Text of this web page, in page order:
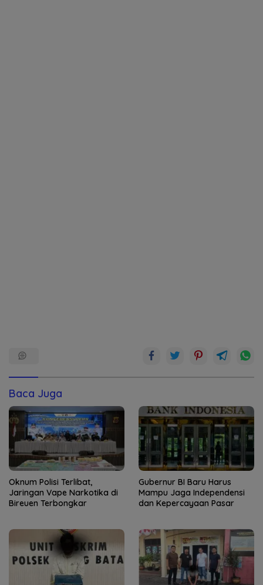
Baca Juga
Oknum Polisi Terlibat,
Jaringan Vape Narkotika di
Bireuen Terbongkar
Gubernur BI Baru Harus
Mampu Jaga Independensi
dan Kepercayaan Pasar